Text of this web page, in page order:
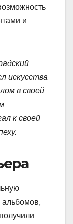
и
искусства
в своей
к своей
альбомов,